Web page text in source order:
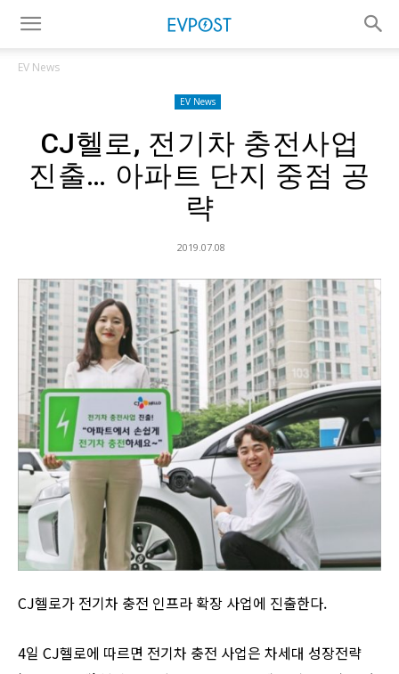
EV News
EV News
CJ헬로, 전기차 충전사업
진출… 아파트 단지 중점 공
략
2019.07.08
CJ헬로가 전기차 충전 인프라 확장 사업에 진출한다.
4일 CJ헬로에 따르면 전기차 충전 사업은 차세대 성장전략